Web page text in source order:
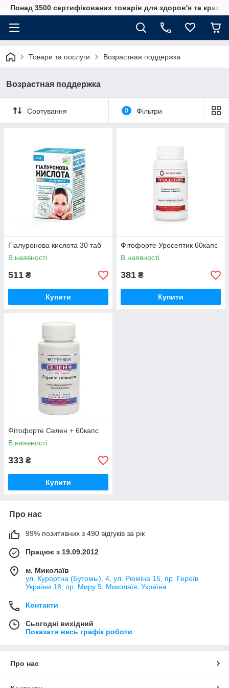
Понад 3500 сертифікованих товарів для здоров'я та краси
Товари та послуги Возрастная поддержка
Возрастная поддержка
Сортування 0 Фільтри
Гіалуронова кислота 30 таб
В наявності
511 ₴
Купити
Фітофорте Уросептик 60капс
В наявності
381 ₴
Купити
Фітофорте Селен + 60капс
В наявності
333 ₴
Купити
Про нас
99% позитивних з 490 відгуків за рік
Працює з 19.09.2012
м. Миколаїв
ул. Курортна (Бутомы), 4, ул. Рюміна 15, пр. Героїв
України 18, пр. Миру 9, Миколаїв, Україна
Контакти
Сьогодні вихідний
Показати весь графік роботи
Про нас